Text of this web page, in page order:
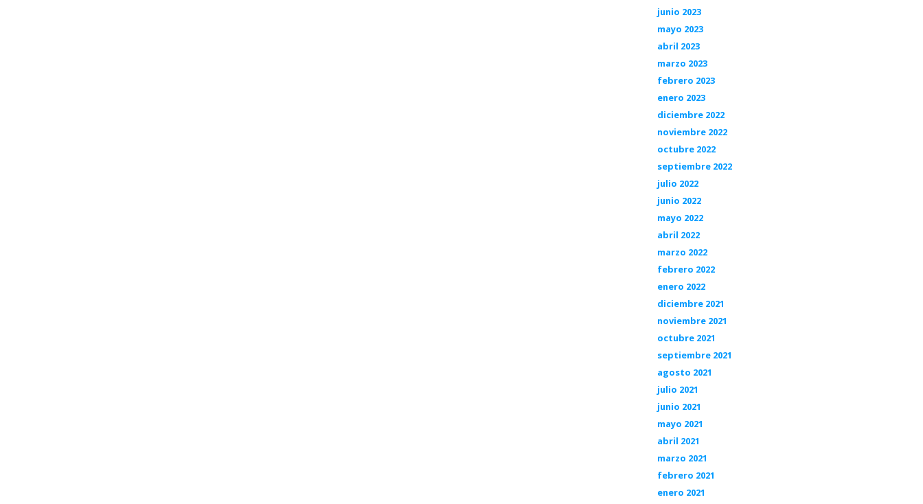
junio 2023
mayo 2023
abril 2023
marzo 2023
febrero 2023
enero 2023
diciembre 2022
noviembre 2022
octubre 2022
septiembre 2022
julio 2022
junio 2022
mayo 2022
abril 2022
marzo 2022
febrero 2022
enero 2022
diciembre 2021
noviembre 2021
octubre 2021
septiembre 2021
agosto 2021
julio 2021
junio 2021
mayo 2021
abril 2021
marzo 2021
febrero 2021
enero 2021